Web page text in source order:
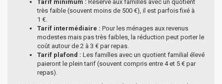
Tarif minimum : Réservé aux familles avec un quotient
très faible (souvent moins de 500 €), il est parfois fixé à
1 €.
Tarif intermédiaire : Pour les ménages aux revenus
modestes mais pas très faibles, la réduction peut porter le
coût autour de 2 à 3 € par repas.
Tarif plafond : Les familles avec un quotient familial élevé
paieront le plein tarif (souvent compris entre 4 et 5 € par
repas).